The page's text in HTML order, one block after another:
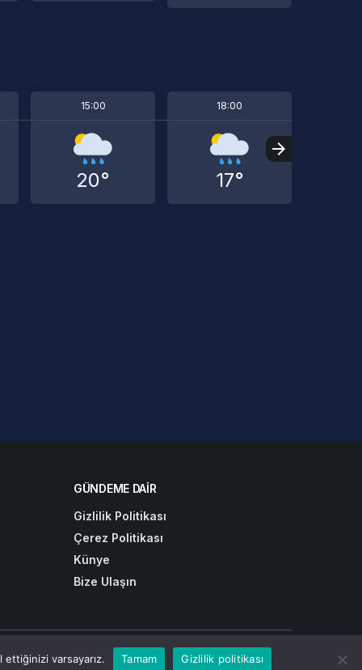
15:00
20°
18:00
17°
GÜNDEME DAIR
Gizlilik Politikası
Çerez Politikası
Künye
Bize Ulaşın
Hakkımızda Bize Ulaşın
varsayarız. Tamam Gizlilik politikası